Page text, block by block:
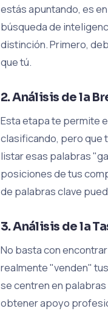
estás apuntando, es
búsqueda de
distinción. Primero,
que tú.
2. Análisis de la
Esta etapa te permite
clasificando, pero que
listar esas palabras
posiciones de tus
de palabras clave
3. Análisis de la
No basta con
realmente "venden"
se centren en
obtener apoyo